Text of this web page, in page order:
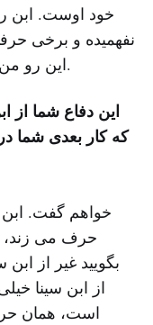
خود اوست. ابن
نفهمیده و برخی
این رو من در این کتاب از ابن سینا دفاع کردم.
این دفاع شما از
که کار بعدی شما
خواهم گفت.
حرف می زند،
بگویید غیر از
از ابن سینا
است، همان